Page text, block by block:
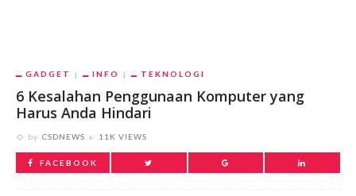
GADGET INFO TEKNOLOGI
6 Kesalahan Penggunaan Komputer yang
Harus Anda Hindari
by CSDNEWS 11K VIEWS
FACEBOOK